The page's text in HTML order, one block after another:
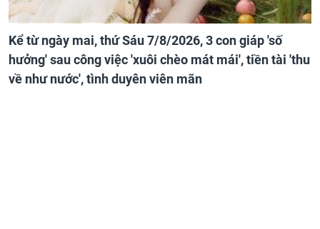
Kể từ ngày mai, thứ Sáu 7/8/2026, 3 con giáp 'số
hưởng' sau công việc 'xuôi chèo mát mái', tiền tài 'thu
về như nước', tình duyên viên mãn